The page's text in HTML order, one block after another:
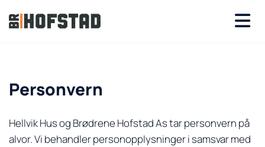
Personvern
Hellvik Hus og Brødrene Hofstad As tar personvern på
alvor. Vi behandler personopplysninger i samsvar med